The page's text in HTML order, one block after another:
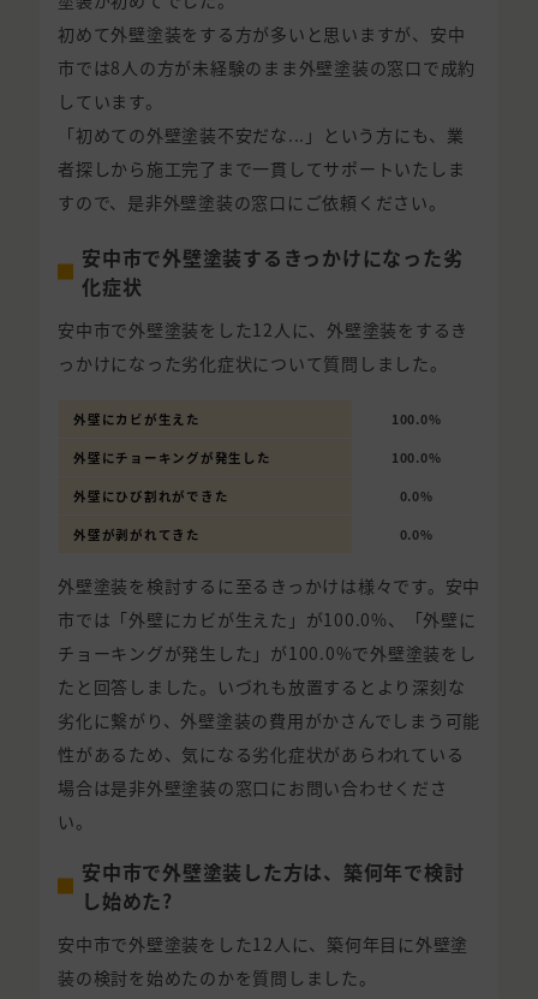
初めて外壁塗装をする方が多いと思いますが、安中
市では8人の方が未経験のまま外壁塗装の窓口で成約
しています。
「初めての外壁塗装不安だな...」という方にも、業
者探しから施工完了まで一貫してサポートいたしま
すので、是非外壁塗装の窓口にご依頼ください。
安中市で外壁塗装するきっかけになった劣
化症状
安中市で外壁塗装をした12人に、外壁塗装をするき
っかけになった劣化症状について質問しました。
外壁にカビが生えた 100.0%
外壁にチョーキングが発生した 100.0%
外壁にひび割れができた 0.0%
外壁が剥がれてきた 0.0%
外壁塗装を検討するに至るきっかけは様々です。安中
市では「外壁にカビが生えた」が100.0%、「外壁に
チョーキングが発生した」が100.0%で外壁塗装をし
たと回答しました。いづれも放置するとより深刻な
劣化に繋がり、外壁塗装の費用がかさんでしまう可能
性があるため、気になる劣化症状があらわれている
場合は是非外壁塗装の窓口にお問い合わせくださ
い。
安中市で外壁塗装した方は、築何年で検討
し始めた?
安中市で外壁塗装をした12人に、築何年目に外壁塗
装の検討を始めたのかを質問しました。